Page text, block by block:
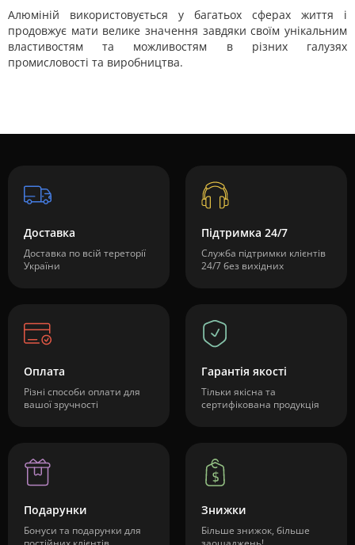
Алюміній використовується у багатьох сферах життя і
продовжує мати велике значення завдяки своїм унікальним
властивостям та можливостям в різних галузях
промисловості та виробництва.
Доставка
Доставка по всій тереторії
України
Підтримка 24/7
Служба підтримки клієнтів
24/7 без вихідних
Оплата
Різні способи оплати для
вашої зручності
Гарантія якості
Тільки якісна та
сертифікована продукція
Подарунки
Бонуси та подарунки для
Знижки
Більше знижок, більше